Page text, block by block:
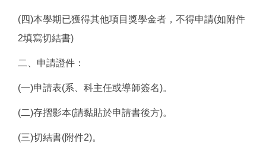
(四)本學期已獲得其他項目獎學金者，不得申請(如附件
2填寫切結書)
二、申請證件：
(一)申請表(系、科主任或導師簽名)。
(二)存摺影本(請黏貼於申請書後方)。
(三)切結書(附件2)。